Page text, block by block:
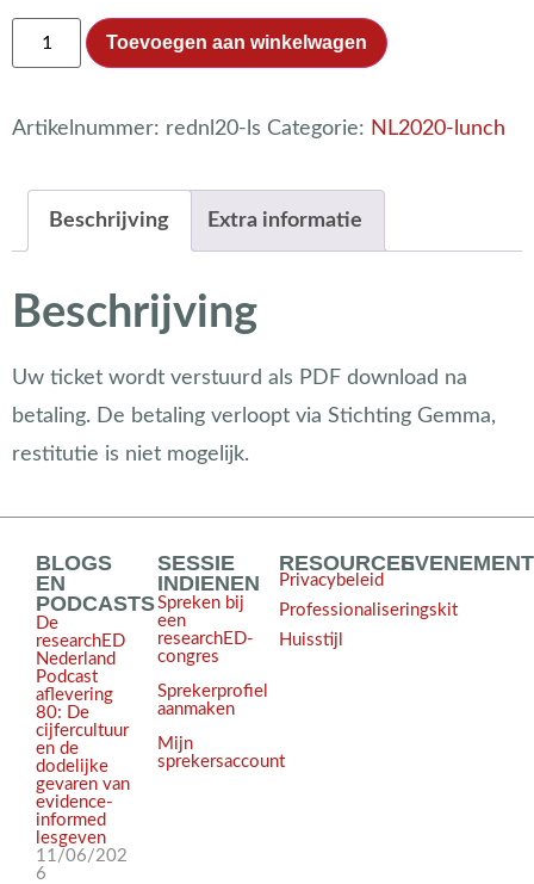
Toevoegen aan winkelwagen
Artikelnummer: rednl20-ls Categorie: NL2020-lunch
Beschrijving Extra informatie
Beschrijving
Uw ticket wordt verstuurd als PDF download na
betaling. De betaling verloopt via Stichting Gemma,
restitutie is niet mogelijk.
BLOGS
EN
PODCASTS
De
researchED
Nederland
Podcast
aflevering
80: De
cijfercultuur
en de
dodelijke
gevaren van
evidence-
informed
lesgeven
11/06/202
6
SESSIE
INDIENEN
Spreken bij
een
researchED-
congres
Sprekerprofiel
aanmaken
Mijn
sprekersaccount
RESOURCES
Privacybeleid
Professionaliseringskit
Huisstijl